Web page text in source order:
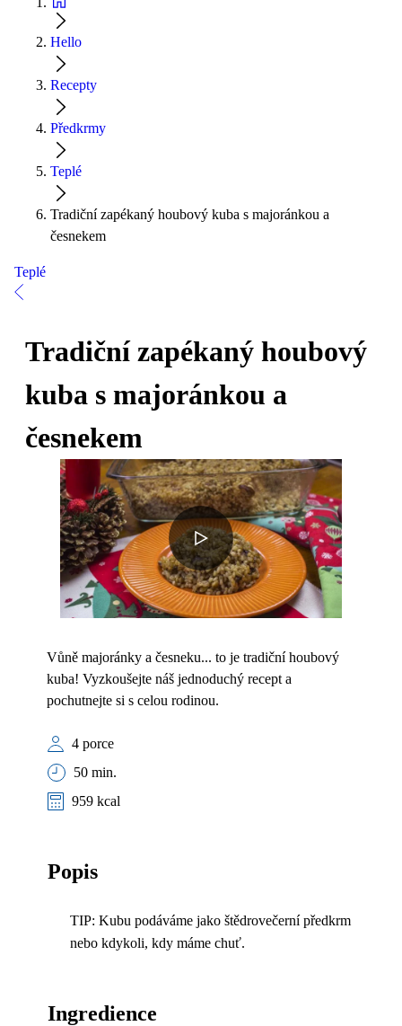
Hello
Recepty
Předkrmy
Teplé
Tradiční zapékaný houbový kuba s majoránkou a
česnekem
Teplé
Tradiční zapékaný houbový
kuba s majoránkou a
česnekem
Vůně majoránky a česneku... to je tradiční houbový
kuba! Vyzkoušejte náš jednoduchý recept a
pochutnejte si s celou rodinou.
4 porce
50 min.
959 kcal
Popis
TIP: Kubu podáváme jako štědrovečerní předkrm
nebo kdykoli, kdy máme chuť.
Ingredience